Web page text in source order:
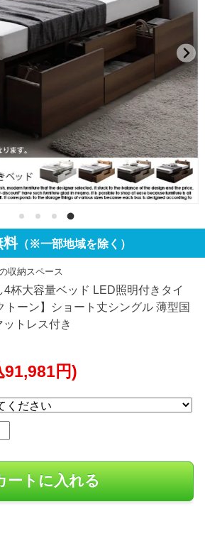
料（※一部地域を除く）
収納スペース
4杯大容量ベッド LED照明付きタイ
トーン】ショート丈シングル 薄型国
トレス付き
円)